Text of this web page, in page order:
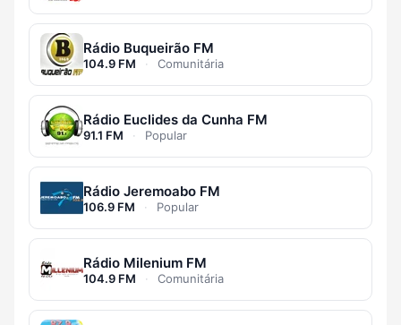
Rádio Buqueirão FM
104.9 FM · Comunitária
Rádio Euclides da Cunha FM
91.1 FM · Popular
Rádio Jeremoabo FM
106.9 FM · Popular
Rádio Milenium FM
104.9 FM · Comunitária